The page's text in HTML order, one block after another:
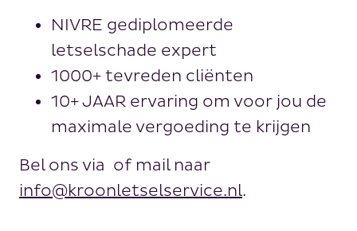
NIVRE gediplomeerde
letselschade expert
1000+ tevreden cliënten
10+ JAAR ervaring om voor jou de
maximale vergoeding te krijgen
Bel ons via of mail naar
info@kroonletselservice.nl.